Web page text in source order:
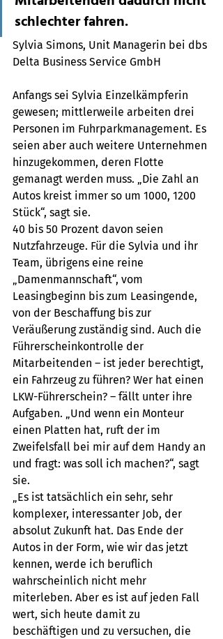
schlechter fahren.
Sylvia Simons, Unit Managerin bei dbs
Delta Business Service GmbH
Anfangs sei Sylvia Einzelkämpferin
gewesen; mittlerweile arbeiten drei
Personen im Fuhrparkmanagement. Es
seien aber auch weitere Unternehmen
hinzugekommen, deren Flotte
gemanagt werden muss. „Die Zahl an
Autos kreist immer so um 1000, 1200
Stück“, sagt sie.
40 bis 50 Prozent davon seien
Nutzfahrzeuge. Für die Sylvia und ihr
Team, übrigens eine reine
„Damenmannschaft“, vom
Leasingbeginn bis zum Leasingende,
von der Beschaffung bis zur
Veräußerung zuständig sind. Auch die
Führerscheinkontrolle der
Mitarbeitenden – ist jeder berechtigt,
ein Fahrzeug zu führen? Wer hat einen
LKW-Führerschein? – fällt unter ihre
Aufgaben. „Und wenn ein Monteur
einen Platten hat, ruft der im
Zweifelsfall bei mir auf dem Handy an
und fragt: was soll ich machen?“, sagt
sie.
„Es ist tatsächlich ein sehr, sehr
komplexer, interessanter Job, der
absolut Zukunft hat. Das Ende der
Autos in der Form, wie wir das jetzt
kennen, werde ich beruflich
wahrscheinlich nicht mehr
miterleben. Aber es ist auf jeden Fall
wert, sich heute damit zu
beschäftigen und zu versuchen, die